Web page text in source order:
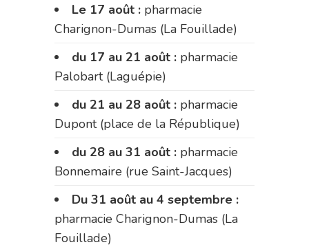
Le 17 août : pharmacie
Charignon-Dumas (La Fouillade)
du 17 au 21 août : pharmacie
Palobart (Laguépie)
du 21 au 28 août : pharmacie
Dupont (place de la République)
du 28 au 31 août : pharmacie
Bonnemaire (rue Saint-Jacques)
Du 31 août au 4 septembre :
pharmacie Charignon-Dumas (La
Fouillade)